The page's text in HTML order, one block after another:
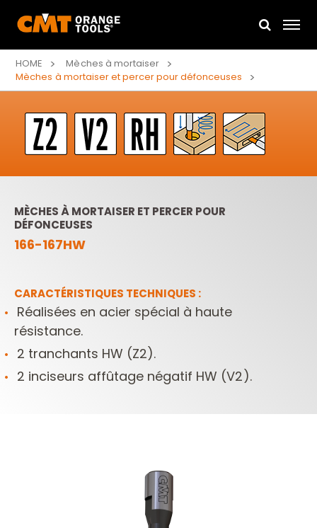
HOME
Mèches à mortaiser
Mèches à mortaiser et percer pour défonceuses
MÈCHES À MORTAISER ET PERCER POUR
DÉFONCEUSES
166-167HW
CARACTÉRISTIQUES TECHNIQUES :
Réalisées en acier spécial à haute
résistance.
2 tranchants HW (Z2).
2 inciseurs affûtage négatif HW (V2).